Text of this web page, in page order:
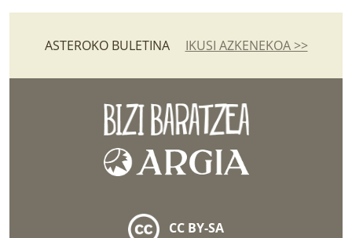
ASTEROKO BULETINA IKUSI AZKENEKOA >>
CC BY-SA